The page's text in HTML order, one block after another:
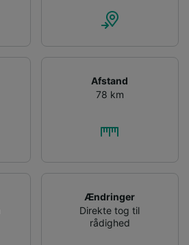
Afstand
78 km
Ændringer
Direkte tog til
rådighed